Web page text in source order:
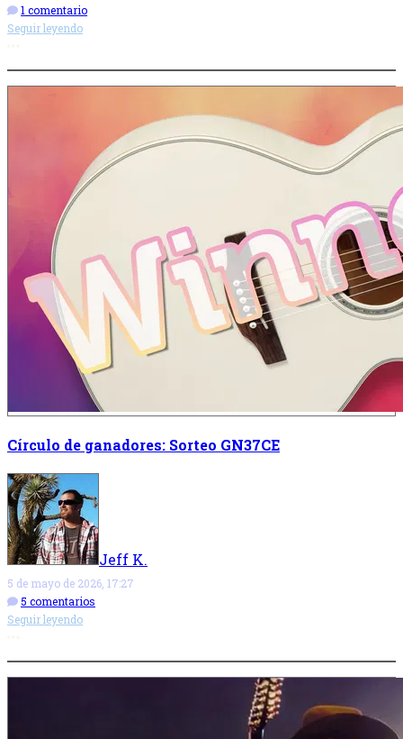
1 comentario
Seguir leyendo
Círculo de ganadores: Sorteo GN37CE
Jeff K.
5 de mayo de 2026, 17:27
5 comentarios
Seguir leyendo